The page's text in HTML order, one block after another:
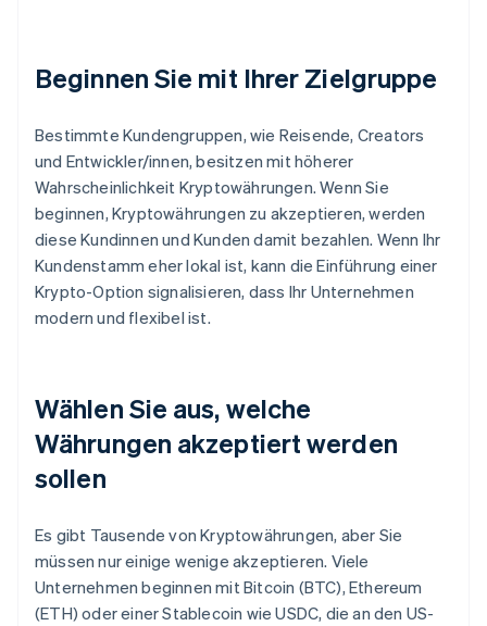
Beginnen Sie mit Ihrer Zielgruppe
Bestimmte Kundengruppen, wie Reisende, Creators
und Entwickler/innen, besitzen mit höherer
Wahrscheinlichkeit Kryptowährungen. Wenn Sie
beginnen, Kryptowährungen zu akzeptieren, werden
diese Kundinnen und Kunden damit bezahlen. Wenn Ihr
Kundenstamm eher lokal ist, kann die Einführung einer
Krypto-Option signalisieren, dass Ihr Unternehmen
modern und flexibel ist.
Wählen Sie aus, welche
Währungen akzeptiert werden
sollen
Es gibt Tausende von Kryptowährungen, aber Sie
müssen nur einige wenige akzeptieren. Viele
Unternehmen beginnen mit Bitcoin (BTC), Ethereum
(ETH) oder einer Stablecoin wie USDC, die an den US-